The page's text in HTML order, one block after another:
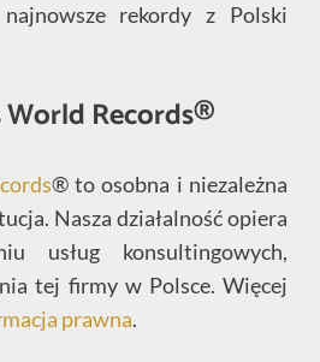
rekordy z Polski
World Records®
® to osobna i niezależna
Nasza działalność opiera
usług konsultingowych,
tej firmy w Polsce. Więcej
prawna.